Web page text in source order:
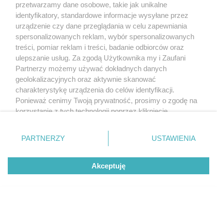
przetwarzamy dane osobowe, takie jak unikalne
identyfikatory, standardowe informacje wysyłane przez
urządzenie czy dane przeglądania w celu zapewniania
spersonalizowanych reklam, wybór spersonalizowanych
treści, pomiar reklam i treści, badanie odbiorców oraz
ulepszanie usług. Za zgodą Użytkownika my i Zaufani
Partnerzy możemy używać dokładnych danych
geolokalizacyjnych oraz aktywnie skanować
charakterystykę urządzenia do celów identyfikacji.
Ponieważ cenimy Twoją prywatność, prosimy o zgodę na
korzystanie z tych technologii poprzez kliknięcie
zmienić/wycofać klikając przycisk ustawień prywatności
znajdujący się w lewym dolnym rogu strony
rodzaje przetwarzania danych nie wymagają zgody
użytkownika, ale masz prawo sprzeciwić się takiemu
przetwarzaniu. Preferencje będą miały zastosowanie tylko
PARTNERZY USTAWIENIA
Akceptuję